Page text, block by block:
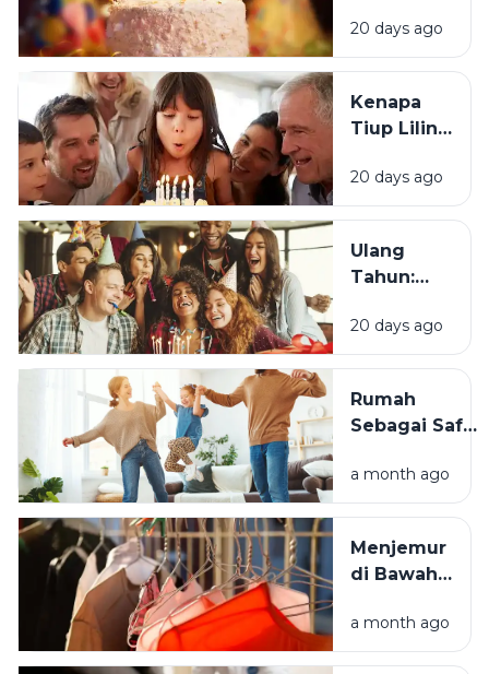
Tradisi Ini
Berawal?
20 days ago
Kenapa
Tiup Lilin
Tradisi
Saat Ulang
20 days ago
Ulang
Tahun:
Momen
Bertambah
Terasa
Istimewa?
20 days ago
Rumah
Sebagai Safe
Mengapa
Lingkungan
Tinggal yang
Bersih
Kesejahteraan
Kita?
a month ago
Menjemur
di Bawah
atau Di
Tempat
a month ago